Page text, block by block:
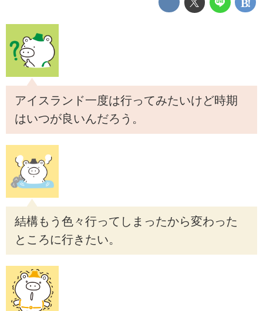
アイスランド一度は行ってみたいけど時期
はいつが良いんだろう。
結構もう色々行ってしまったから変わった
ところに行きたい。